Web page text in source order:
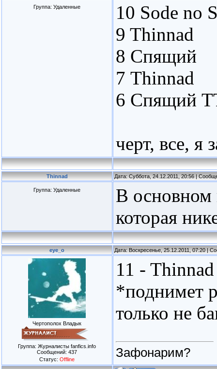
Группа: Удаленные
10 Sode no
9 Thinnad
8 Спящий
7 Thinnad
6 Спящий
черт, все, я
Thinnad Дата: Суббота, 24.12.2011, 20:56 |
Группа: Удаленные
В основном
которая
eye_o Дата: Воскресенье, 25.12.2011, 07:20 |
Чертополох Владык
Группа: Журналисты fanfics.info
Сообщений: 437
Статус: Offline
11 - Thinnad
*поднимет
только не
Зафонарим?